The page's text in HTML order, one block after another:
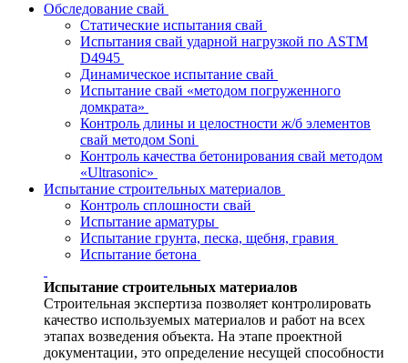
Обследование свай
Статические испытания свай
Испытания свай ударной нагрузкой по ASTM
D4945
Динамическое испытание свай
Испытание свай «методом погруженного
домкрата»
Контроль длины и целостности ж/б элементов
свай методом Soni
Контроль качества бетонирования свай методом
«Ultrasonic»
Испытание строительных материалов
Контроль сплошности свай
Испытание арматуры
Испытание грунта, песка, щебня, гравия
Испытание бетона
Испытание строительных материалов
Строительная экспертиза позволяет контролировать
качество используемых материалов и работ на всех
этапах возведения объекта. На этапе проектной
документации, это определение несущей способности